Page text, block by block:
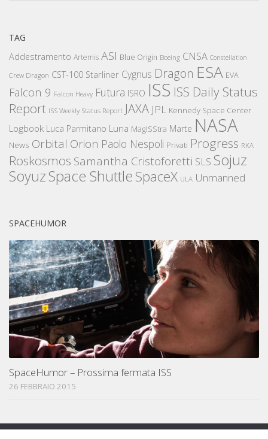
TAG
Addestramento Artemis ASI Blue Origin Boeing CNSA Constellation
Crew Dragon CST-100 Starliner Cygnus Dragon ESA EVA
Falcon 9 Falcon Heavy Futura ISRO ISS ISS Daily Status
Report ISS Weekly Status Report JAXA JPL Kennedy Space Center
Logbook Luca Parmitano Luna MagISStra Marte NASA
News Orbital Orion Paolo Nespoli Privati Progress RKA
Roskosmos Samantha Cristoforetti SLS Sojuz
SoyuzSpace ShuttleSpaceX ULA Unmanned
SPACEHUMOR
SpaceHumor – Prossima fermata ISS
26 FEBBRAIO 2015